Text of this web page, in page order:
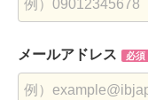
メールアドレス 必須